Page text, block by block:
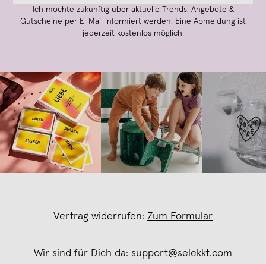
Ich möchte zukünftig über aktuelle Trends, Angebote &
Gutscheine per E-Mail informiert werden. Eine Abmeldung ist
jederzeit kostenlos möglich.
Vertrag widerrufen: Zum Formular
Wir sind für Dich da: support@selekkt.com